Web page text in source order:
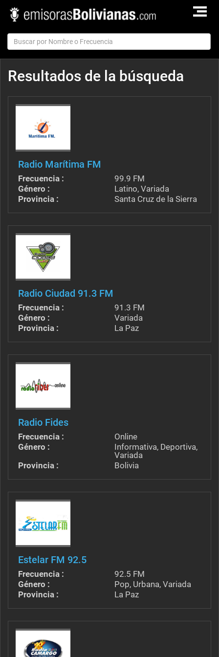
TOGGLE
Resultados de la búsqueda
Radio Marítima FM
Frecuencia :
99.9 FM
Género :
Latino, Variada
Provincia :
Santa Cruz de la Sierra
Radio Ciudad 91.3 FM
Frecuencia :
91.3 FM
Género :
Variada
Provincia :
La Paz
Radio Fides
Frecuencia :
Online
Género :
Informativa, Deportiva,
Variada
Provincia :
Bolivia
Estelar FM 92.5
Frecuencia :
92.5 FM
Género :
Pop, Urbana, Variada
Provincia :
La Paz